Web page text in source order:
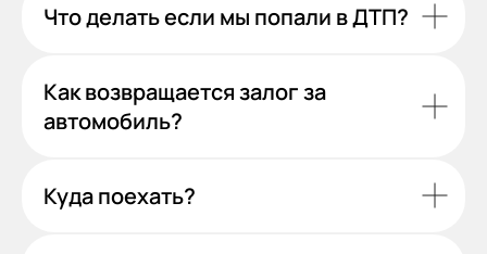
Что делать если мы попали в ДТП?
Как возвращается залог за
автомобиль?
Куда поехать?